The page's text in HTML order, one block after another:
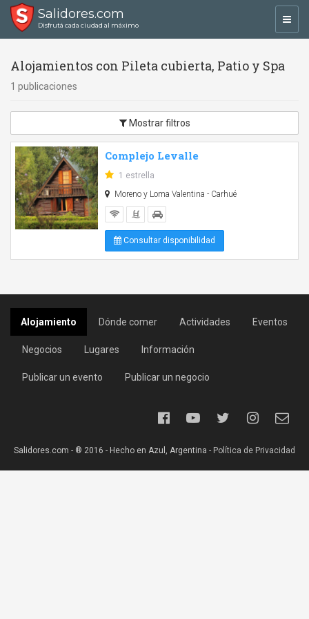
Salidores.com
Disfrutá cada ciudad al máximo
Alojamientos con Pileta cubierta, Patio y Spa
1 publicaciones
Mostrar filtros
Complejo Levalle
1 estrella
Moreno y Loma Valentina - Carhué
Consultar disponibilidad
Alojamiento Dónde comer Actividades Eventos
Negocios Lugares Información
Publicar un evento Publicar un negocio
Salidores.com - ® 2016 - Hecho en Azul, Argentina - Política de Privacidad